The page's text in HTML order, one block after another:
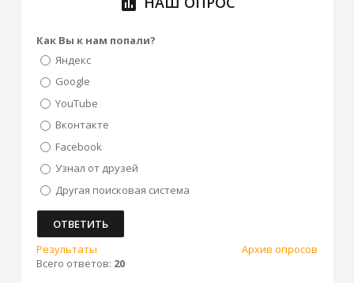
Как Вы к нам попали?
Яндекс
Google
YouTube
Вконтакте
Facebook
Узнал от друзей
Другая поисковая система
Результаты
Архив опросов
Всего ответов: 20